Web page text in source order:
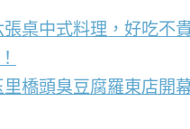
桌中式料理，好吃不
橋頭臭豆腐羅東店開